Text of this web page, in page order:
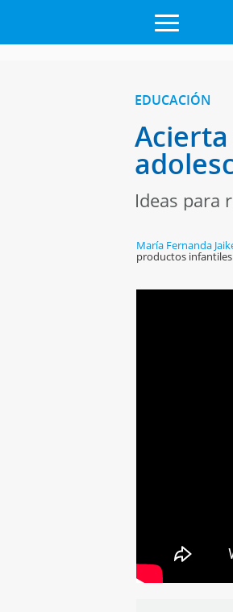
EDUCACIÓN
Ideas para
María Fernanda
productos infantiles